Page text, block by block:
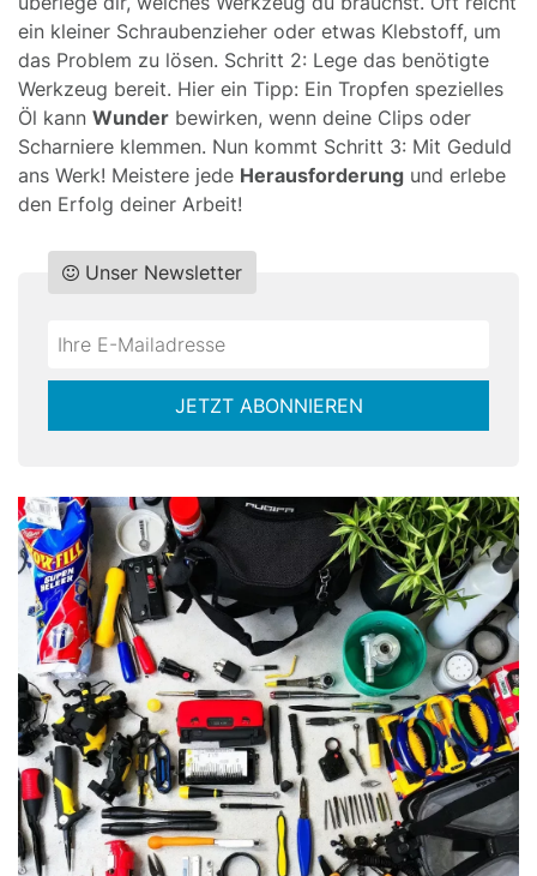
ein kleiner Schraubenzieher oder etwas Klebstoff, um
das Problem zu lösen. Schritt 2: Lege das benötigte
Werkzeug bereit. Hier ein Tipp: Ein Tropfen spezielles
Öl kann Wunder bewirken, wenn deine Clips oder
Scharniere klemmen. Nun kommt Schritt 3: Mit Geduld
ans Werk! Meistere jede Herausforderung und erlebe
den Erfolg deiner Arbeit!
Do
Unser Newsletter
*Ihre
JETZT ABONNIEREN